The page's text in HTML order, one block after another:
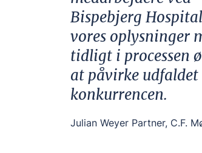
Bispebjerg
vores oplysninger
tidligt i processen
at påvirke udfaldet
konkurrencen.
Julian Weyer Partner, C.F.